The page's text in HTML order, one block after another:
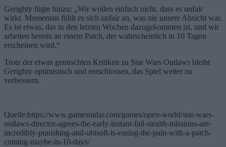
Gerighty fügte hinzu: „Wir wollen einfach nicht, dass es unfair
wirkt. Momentan fühlt es sich unfair an, was nie unsere Absicht war.
Es ist etwas, das in den letzten Wochen dazugekommen ist, und wir
arbeiten bereits an einem Patch, der wahrscheinlich in 10 Tagen
erscheinen wird.“
Trotz der etwas gemischten Kritiken zu Star Wars Outlaws bleibt
Gerighty optimistisch und entschlossen, das Spiel weiter zu
verbessern.
Quelle:https://www.gamesradar.com/games/open-world/star-wars-
outlaws-director-agrees-the-early-instant-fail-stealth-missions-are-
incredibly-punishing-and-ubisoft-is-easing-the-pain-with-a-patch-
coming-maybe-in-10-days/